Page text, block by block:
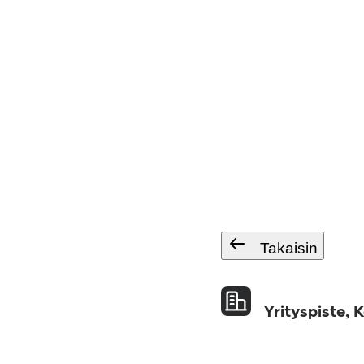
Takaisin
Yrityspiste,